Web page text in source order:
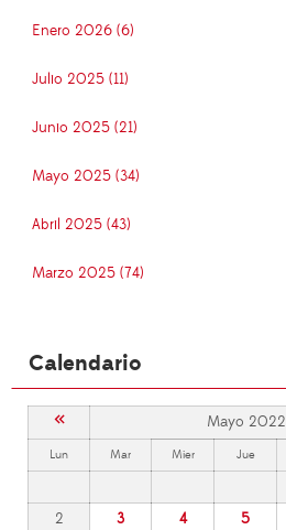
Enero 2026 (6)
Julio 2025 (11)
Junio 2025 (21)
Mayo 2025 (34)
Abril 2025 (43)
Marzo 2025 (74)
Calendario
« Mayo 2022
Lun Mar Mier Jue
2
3 4 5